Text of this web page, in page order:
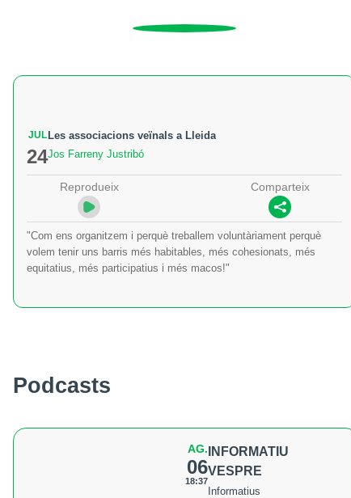
JUL
24
Les associacions veïnals a Lleida
Jos Farreny Justribó
Reprodueix Comparteix
"Com ens organitzem i perquè treballem voluntàriament perquè
volem tenir uns barris més habitables, més cohesionats, més
equitatius, més participatius i més macos!"
Podcasts
AG.
06
18:37
INFORMATIU
VESPRE
Informatius